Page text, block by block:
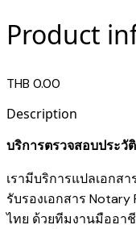
Product
THB 0.00
Description
บริการตรวจสอบประ
เรามีบริการแปลเอกส
รับรองเอกสาร Notary
ไทย ด้วยทีมงานมืออา